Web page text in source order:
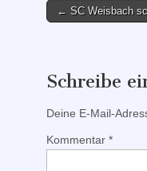
Post
← SC Weisbach
Schreibe
Deine E-Mail-
Kommentar *